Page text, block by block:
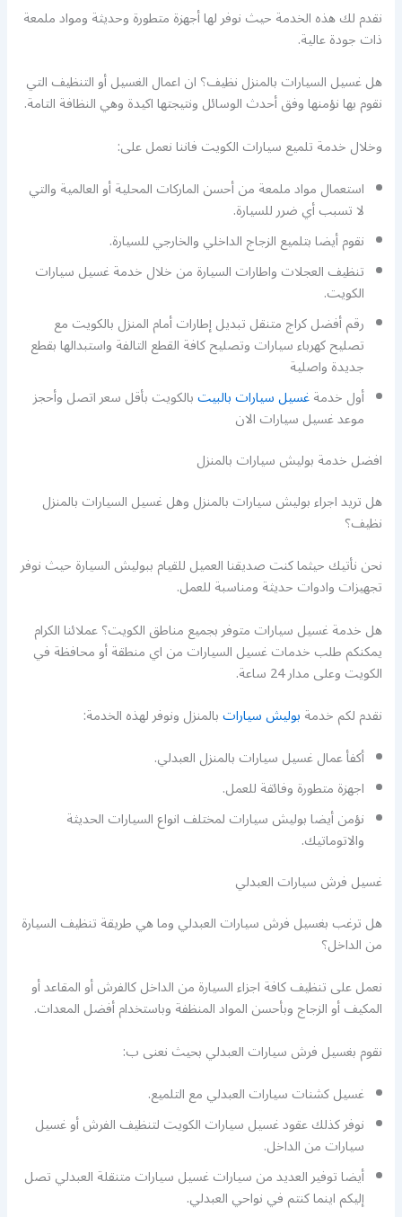
نقدم لك هذه الخدمة حيث نوفر لها أجهزة متطورة وحديثة ومواد ملمعة
ذات جودة عالية.
هل غسيل السيارات بالمنزل نظيف؟ ان اعمال الغسيل أو التنظيف التي
نقوم بها نؤمنها وفق أحدث الوسائل ونتيجتها اكيدة وهي النظافة التامة.
وخلال خدمة تلميع سيارات الكويت فاننا نعمل على:
استعمال مواد ملمعة من أحسن الماركات المحلية أو العالمية والتي
لا تسبب أي ضرر للسيارة.
نقوم أيضا بتلميع الزجاج الداخلي والخارجي للسيارة.
تنظيف العجلات واطارات السيارة من خلال خدمة غسيل سيارات
الكويت.
رقم أفضل كراج متنقل تبديل إطارات أمام المنزل بالكويت مع
تصليح كهرباء سيارات وتصليح كافة القطع التالفة واستبدالها بقطع
جديدة واصلية
أول خدمةغسيل سيارات بالبيتبالكويت بأقل سعر اتصل وأحجز
موعد غسيل سيارات الان
افضل خدمة بوليش سيارات بالمنزل
هل تريد اجراء بوليش سيارات بالمنزل وهل غسيل السيارات بالمنزل
نظيف؟
نحن نأتيك حيثما كنت صديقنا العميل للقيام ببوليش السيارة حيث نوفر
تجهيزات وادوات حديثة ومناسبة للعمل.
هل خدمة غسيل سيارات متوفر بجميع مناطق الكويت؟ عملائنا الكرام
يمكنكم طلب خدمات غسيل السيارات من اي منطقة أو محافظة في
الكويت وعلى مدار 24 ساعة.
نقدم لكم خدمةبوليش سياراتبالمنزل ونوفر لهذه الخدمة:
أكفأ عمال غسيل سيارات بالمنزل العبدلي.
اجهزة متطورة وفائقة للعمل.
نؤمن أيضا بوليش سيارات لمختلف انواع السيارات الحديثة
والاتوماتيك.
غسيل فرش سيارات العبدلي
هل ترغب بغسيل فرش سيارات العبدلي وما هي طريقة تنظيف السيارة
من الداخل؟
نعمل على تنظيف كافة اجزاء السيارة من الداخل كالفرش أو المقاعد أو
المكيف أو الزجاج وبأحسن المواد المنظفة وباستخدام أفضل المعدات.
نقوم بغسيل فرش سيارات العبدلي بحيث نعنى ب:
غسيل كشنات سيارات العبدلي مع التلميع.
نوفر كذلك عقود غسيل سيارات الكويت لتنظيف الفرش أو غسيل
سيارات من الداخل.
أيضا توفير العديد من سيارات غسيل سيارات متنقلة العبدلي تصل
إليكم اينما كنتم في نواحي العبدلي.